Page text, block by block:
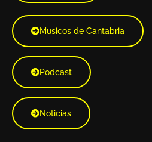
Musicos de Cantabria
Podcast
Noticias